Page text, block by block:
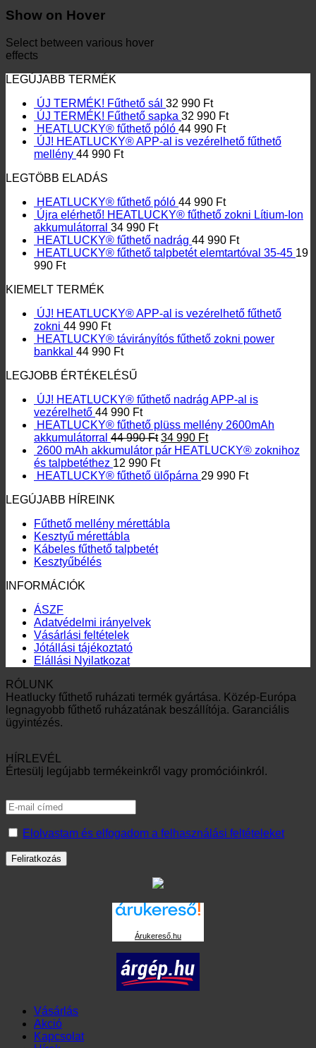
Show on Hover
Select between various hover
effects
LEGÚJABB TERMÉK
ÚJ TERMÉK! Fűthető sál 32 990 Ft
ÚJ TERMÉK! Fűthető sapka 32 990 Ft
HEATLUCKY® fűthető póló 44 990 Ft
ÚJ! HEATLUCKY® APP-al is vezérelhető fűthető
mellény 44 990 Ft
LEGTÖBB ELADÁS
HEATLUCKY® fűthető póló 44 990 Ft
Újra elérhető! HEATLUCKY® fűthető zokni Lítium-Ion
akkumulátorral 34 990 Ft
HEATLUCKY® fűthető nadrág 44 990 Ft
HEATLUCKY® fűthető talpbetét elemtartóval 35-45 19
990 Ft
KIEMELT TERMÉK
ÚJ! HEATLUCKY® APP-al is vezérelhető fűthető
zokni 44 990 Ft
HEATLUCKY® távirányítós fűthető zokni power
bankkal 44 990 Ft
LEGJOBB ÉRTÉKELÉSŰ
ÚJ! HEATLUCKY® fűthető nadrág APP-al is
vezérelhető 44 990 Ft
HEATLUCKY® fűthető plüss mellény 2600mAh
akkumulátorral 44 990Ft Original
price
was:
44
34 990 FtCurrent
price
34
2600 mAh akkumulátor pár HEATLUCKY® zoknihoz
és talpbetéthez 12 990 Ft
HEATLUCKY® fűthető ülőpárna 29 990 Ft
LEGÚJABB HÍREINK
Fűthető mellény mérettábla
Kesztyű mérettábla
Kábeles fűthető talpbetét
Kesztyűbélés
INFORMÁCIÓK
ÁSZF
Adatvédelmi irányelvek
Vásárlási feltételek
Jótállási tájékoztató
Elállási Nyilatkozat
RÓLUNK
Heatlucky fűthető ruházati termék gyártása. Közép-Európa
legnagyobb fűthető ruházatának beszállítója. Garanciális
ügyintézés.
HÍRLEVÉL
Értesülj legújabb termékeinkről vagy promócióinkról.
Elolvastam és elfogadom a felhasználási feltételeket
Árukereső.hu
Vásárlás
Akció
Kapcsolat